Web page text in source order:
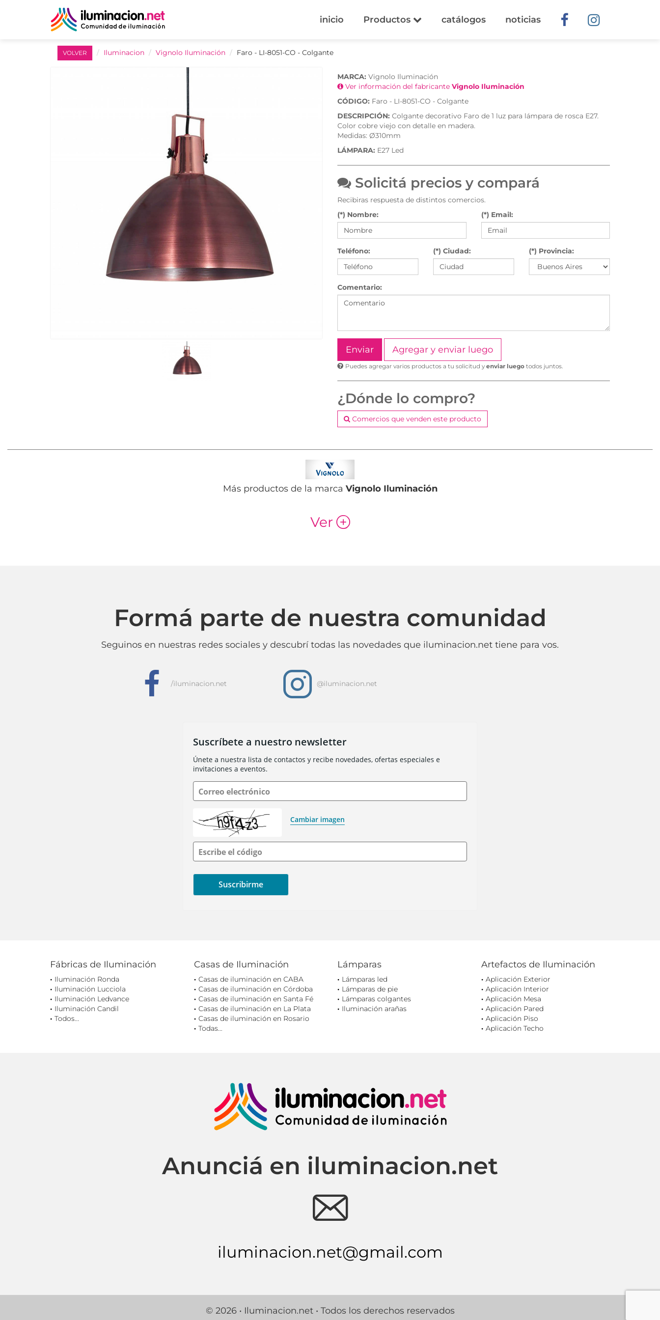
inicio Productos catálogos noticias
VOLVER Iluminacion Vignolo Iluminación Faro - LI-8051-CO - Colgante
MARCA: Vignolo Iluminación
Ver información del fabricante Vignolo Iluminación
CÓDIGO: Faro - LI-8051-CO - Colgante
DESCRIPCIÓN: Colgante decorativo Faro de 1 luz para lámpara de rosca E27.
Color cobre viejo con detalle en madera.
Medidas: Ø310mm
LÁMPARA: E27 Led
Solicitá precios y compará
Recibiras respuesta de distintos comercios.
(*) Nombre:
(*) Email:
Teléfono: (*) Ciudad: (*) Provincia:
Comentario:
Agregar y enviar luego
Puedes agregar varios productos a tu solicitud y enviar luego todos juntos.
¿Dónde lo compro?
Comercios que venden este producto
Más productos de la marca Vignolo Iluminación
Ver p
Formá parte de nuestra comunidad
Seguinos en nuestras redes sociales y descubrí todas las novedades que iluminacion.net tiene para vos.
f /iluminacion.net i @iluminacion.net
Suscríbete a nuestro newsletter
Únete a nuestra lista de contactos y recibe novedades, ofertas especiales e
invitaciones a eventos.
Correo electrónico
Cambiar imagen
Escribe el código
Fábricas de Iluminación
Iluminación Ronda
Iluminación Lucciola
Iluminación Ledvance
Iluminación Candil
Todos...
Casas de Iluminación
Casas de iluminación en CABA
Casas de iluminación en Córdoba
Casas de iluminación en Santa Fé
Casas de iluminación en La Plata
Casas de iluminación en Rosario
Todas...
Lámparas
Lámparas led
Lámparas de pie
Lámparas colgantes
Iluminación arañas
Artefactos de Iluminación
Aplicación Exterior
Aplicación Interior
Aplicación Mesa
Aplicación Pared
Aplicación Piso
Aplicación Techo
Anunciá en iluminacion.net
e
iluminacion.net@gmail.com
© 2026 • Iluminacion.net • Todos los derechos reservados